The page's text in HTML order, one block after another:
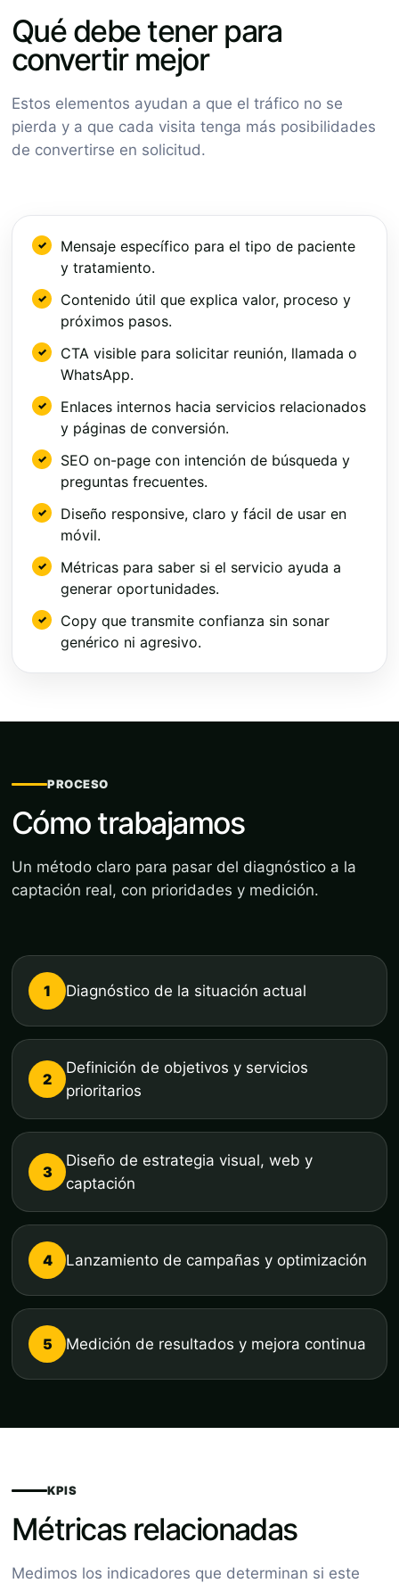
Qué debe tener para
convertir mejor
Estos elementos ayudan a que el tráfico no se
pierda y a que cada visita tenga más posibilidades
de convertirse en solicitud.
Mensaje específico para el tipo de paciente
y tratamiento.
Contenido útil que explica valor, proceso y
próximos pasos.
CTA visible para solicitar reunión, llamada o
WhatsApp.
Enlaces internos hacia servicios relacionados
y páginas de conversión.
SEO on-page con intención de búsqueda y
preguntas frecuentes.
Diseño responsive, claro y fácil de usar en
móvil.
Métricas para saber si el servicio ayuda a
generar oportunidades.
Copy que transmite confianza sin sonar
genérico ni agresivo.
PROCESO
Cómo trabajamos
Un método claro para pasar del diagnóstico a la
captación real, con prioridades y medición.
1 Diagnóstico de la situación actual
2
Definición de objetivos y servicios
prioritarios
3
Diseño de estrategia visual, web y
captación
4 Lanzamiento de campañas y optimización
5 Medición de resultados y mejora continua
KPIS
Métricas relacionadas
Medimos los indicadores que determinan si este